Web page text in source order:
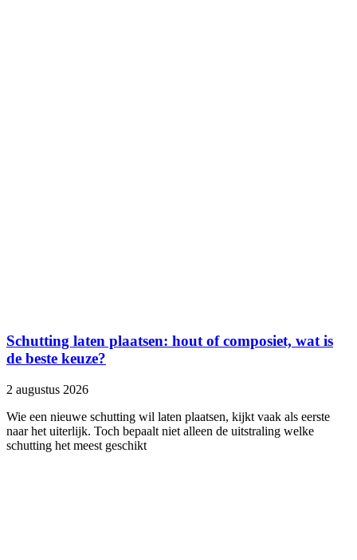
Schutting laten plaatsen: hout of composiet, wat is
de beste keuze?
2 augustus 2026
Wie een nieuwe schutting wil laten plaatsen, kijkt vaak als eerste
naar het uiterlijk. Toch bepaalt niet alleen de uitstraling welke
schutting het meest geschikt